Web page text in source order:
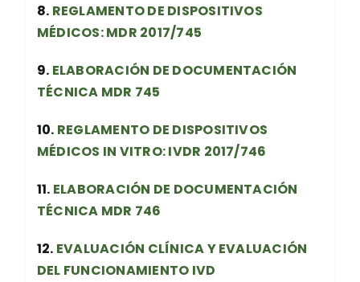
8. REGLAMENTO DE DISPOSITIVOS
MÉDICOS: MDR 2017/745
9. ELABORACIÓN DE DOCUMENTACIÓN
TÉCNICA MDR 745
10. REGLAMENTO DE DISPOSITIVOS
MÉDICOS IN VITRO: IVDR 2017/746
11. ELABORACIÓN DE DOCUMENTACIÓN
TÉCNICA MDR 746
12. EVALUACIÓN CLÍNICA Y EVALUACIÓN
DEL FUNCIONAMIENTO IVD